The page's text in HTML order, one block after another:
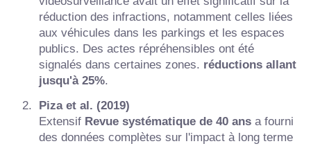
réduction des infractions, notamment celles liées
aux véhicules dans les parkings et les espaces
publics. Des actes répréhensibles ont été
signalés dans certaines zones. réductions allant
jusqu'à 25%.
Piza et al. (2019)
Extensif Revue systématique de 40 ans a fourni
des données complètes sur l'impact à long terme